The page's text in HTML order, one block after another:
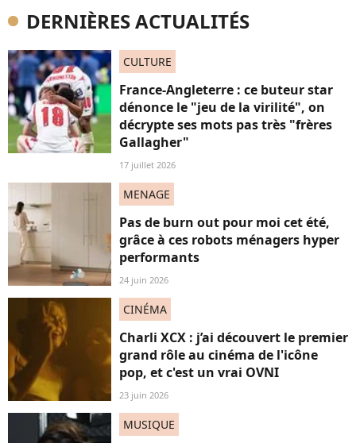
DERNIÈRES ACTUALITÉS
CULTURE
France-Angleterre : ce buteur star
dénonce le "jeu de la virilité", on
décrypte ses mots pas très "frères
Gallagher"
17 juillet 2026
MENAGE
Pas de burn out pour moi cet été,
grâce à ces robots ménagers hyper
performants
24 juin 2026
CINÉMA
Charli XCX : j’ai découvert le premier
grand rôle au cinéma de l'icône
pop, et c'est un vrai OVNI
23 juin 2026
MUSIQUE